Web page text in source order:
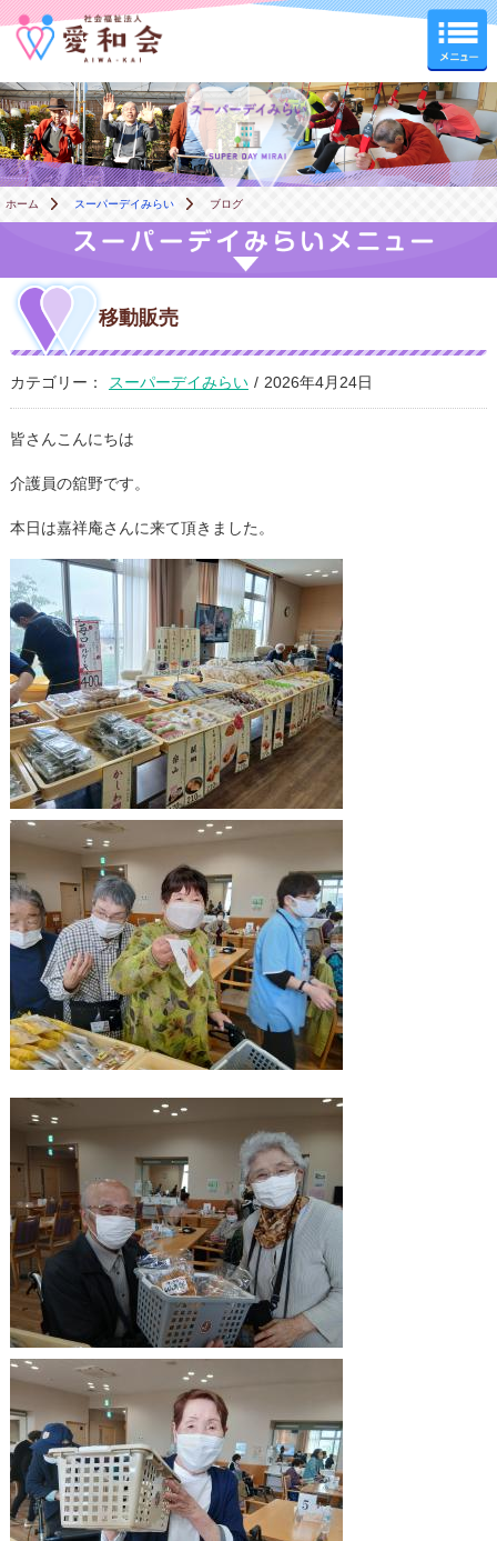
スーパーデイみらい
ホーム スーパーデイみらい ブログ
移動販売
カテゴリー： スーパーデイみらい / 2026年4月24日
皆さんこんにちは
介護員の舘野です。
本日は嘉祥庵さんに来て頂きました。